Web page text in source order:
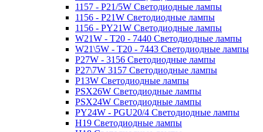
1157 - P21/5W Светодиодные лампы
1156 - P21W Светодиодные лампы
1156 - PY21W Светодиодные лампы
W21W - T20 - 7440 Светодиодные лампы
W21\5W - T20 - 7443 Светодиодные лампы
P27W - 3156 Светодиодные лампы
P27\7W 3157 Светодиодные лампы
P13W Светодиодные лампы
PSX26W Светодиодные лампы
PSX24W Светодиодные лампы
PY24W - PGU20/4 Светодиодные лампы
H19 Светодиодные лампы